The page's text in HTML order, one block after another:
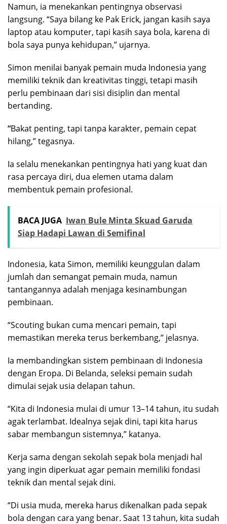
Namun, ia menekankan pentingnya observasi
langsung. “Saya bilang ke Pak Erick, jangan kasih saya
laptop atau komputer, tapi kasih saya bola, karena di
bola saya punya kehidupan,” ujarnya.
Simon menilai banyak pemain muda Indonesia yang
memiliki teknik dan kreativitas tinggi, tetapi masih
perlu pembinaan dari sisi disiplin dan mental
bertanding.
“Bakat penting, tapi tanpa karakter, pemain cepat
hilang,” tegasnya.
Ia selalu menekankan pentingnya hati yang kuat dan
rasa percaya diri, dua elemen utama dalam
membentuk pemain profesional.
BACA JUGA Iwan Bule Minta Skuad Garuda
Siap Hadapi Lawan di Semifinal
Indonesia, kata Simon, memiliki keunggulan dalam
jumlah dan semangat pemain muda, namun
tantangannya adalah menjaga kesinambungan
pembinaan.
“Scouting bukan cuma mencari pemain, tapi
memastikan mereka terus berkembang,” jelasnya.
Ia membandingkan sistem pembinaan di Indonesia
dengan Eropa. Di Belanda, seleksi pemain sudah
dimulai sejak usia delapan tahun.
“Kita di Indonesia mulai di umur 13–14 tahun, itu sudah
agak terlambat. Idealnya sejak dini, tapi kita harus
sabar membangun sistemnya,” katanya.
Kerja sama dengan sekolah sepak bola menjadi hal
yang ingin diperkuat agar pemain memiliki fondasi
teknik dan mental sejak dini.
“Di usia muda, mereka harus dikenalkan pada sepak
bola dengan cara yang benar. Saat 13 tahun, kita sudah